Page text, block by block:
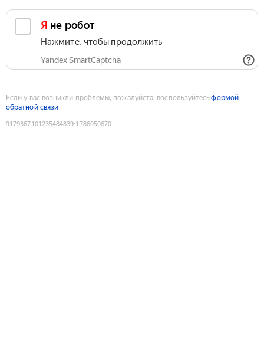
Я не робот
Нажмите, чтобы продолжить
Yandex SmartCaptcha
Если у вас возникли проблемы, пожалуйста, воспользуйтесьформой
обратной связи
9179367101235484839:1786050670